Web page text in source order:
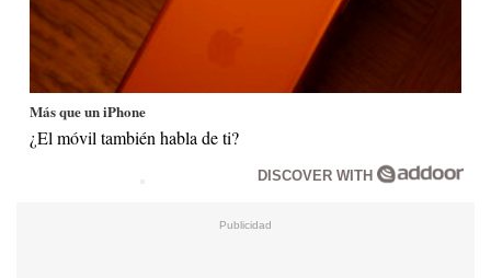
Más que un iPhone
¿El móvil también habla de ti?
DISCOVER WITH